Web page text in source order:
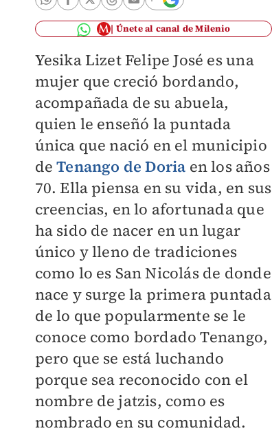
Únete al canal de Milenio
Yesika Lizet Felipe José es una
mujer que creció bordando,
acompañada de su abuela,
quien le enseñó la puntada
única que nació en el municipio
deTenango de Doria en los años
70. Ella piensa en su vida, en sus
creencias, en lo afortunada que
ha sido de nacer en un lugar
único y lleno de tradiciones
como lo es San Nicolás de donde
nace y surge la primera puntada
de lo que popularmente se le
conoce como bordado Tenango,
pero que se está luchando
porque sea reconocido con el
nombre de jatzis, como es
nombrado en su comunidad.